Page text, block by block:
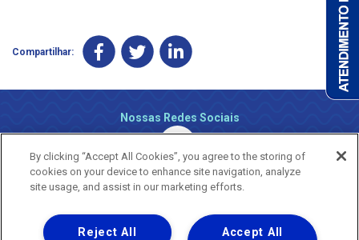
Compartilhar:
Nossas Redes Sociais
By clicking “Accept All Cookies”, you agree to the storing of
cookies on your device to enhance site navigation, analyze
site usage, and assist in our marketing efforts.
Accept All
Reject All